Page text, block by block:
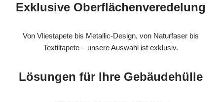
Exklusive Oberflächenveredelung
Von Vliestapete bis Metallic-Design, von Naturfaser bis
Textiltapete – unsere Auswahl ist exklusiv.
Lösungen für Ihre Gebäudehülle